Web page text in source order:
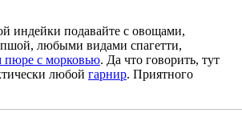
индейки подавайте с овощами,
любыми видами спагетти,
пюре с морковью. Да что говорить, тут
любой гарнир. Приятного